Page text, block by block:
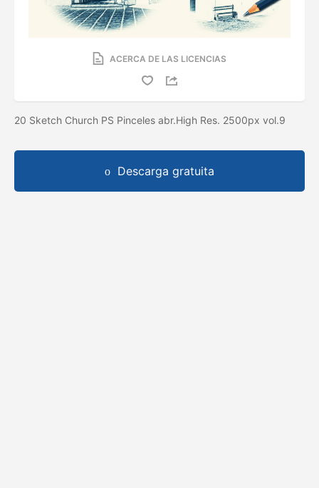
ACERCA DE LAS LICENCIAS
20 Sketch Church PS Pinceles abr.High Res. 2500px vol.9
Descarga gratuita